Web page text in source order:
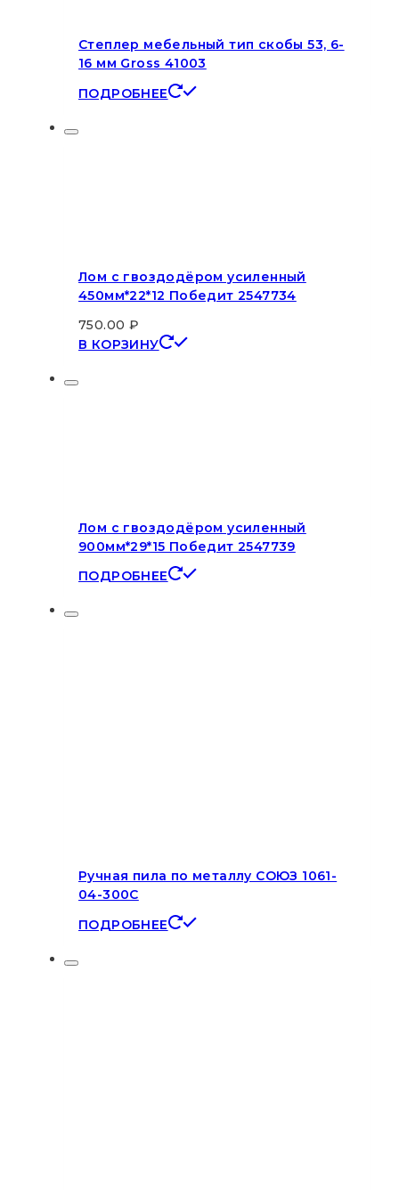
Степлер мебельный тип скобы 53, 6-
16 мм Gross 41003
ПОДРОБНЕЕ
Лом с гвоздодёром усиленный
450мм*22*12 Победит 2547734
750.00 ₽
В КОРЗИНУ
Лом с гвоздодёром усиленный
900мм*29*15 Победит 2547739
ПОДРОБНЕЕ
Ручная пила по металлу СОЮЗ 1061-
04-300С
ПОДРОБНЕЕ